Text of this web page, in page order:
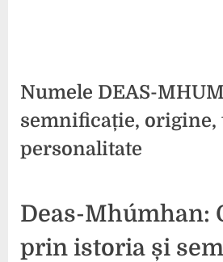
Numele DEAS-
semnificație, origine,
personalitate
on
noiembrie
Deas-Mhúmhan:
prin istoria și